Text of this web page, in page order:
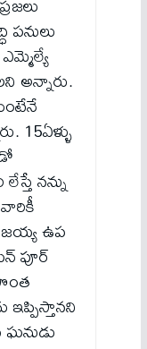
అన్నారు.
15ఏళ్ళు
నన్ను
ఉప
పూర్
ఇప్పిస్తానని